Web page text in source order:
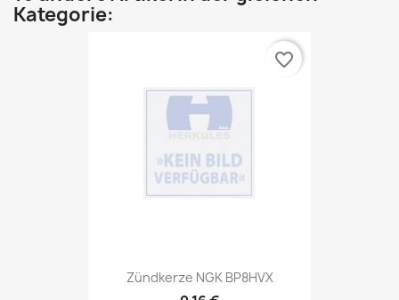
Kategorie:
Zündkerze NGK BP8HVX
favorite_border